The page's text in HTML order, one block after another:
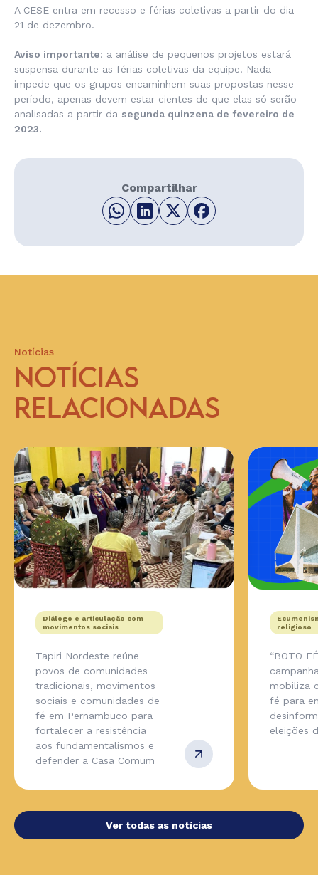
A CESE entra em recesso e férias coletivas a partir do dia
21 de dezembro.
Aviso importante: a análise de pequenos projetos estará
suspensa durante as férias coletivas da equipe. Nada
impede que os grupos encaminhem suas propostas nesse
período, apenas devem estar cientes de que elas só serão
analisadas a partir da segunda quinzena de fevereiro de
2023.
Compartilhar
Notícias
NOTÍCIAS
RELACIONADAS
Diálogo e articulação com
movimentos sociais
Tapiri Nordeste reúne
povos de comunidades
tradicionais, movimentos
sociais e comunidades de
fé em Pernambuco para
fortalecer a resistência
aos fundamentalismos e
defender a Casa Comum
religioso
“BOTO
mobiliza
fé para
eleições
Ver todas as notícias